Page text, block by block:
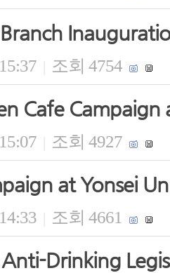
| 조회 4754
Cafe
| 조회 4927
at Yonsei
| 조회 4661
Drinking